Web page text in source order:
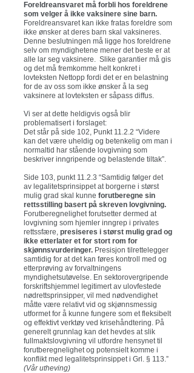
Foreldreansvaret må forbli hos foreldrene
som velger å ikke vaksinere sine barn.
Foreldreansvaret kan ikke fratas foreldre som
ikke ønsker at deres barn skal vaksineres.
Denne beslutningen må ligge hos foreldrene
selv om myndighetene mener det beste er at
alle lar seg vaksinere. Slike garantier må gis
og det må fremkomme helt konkret i
lovteksten Nettopp fordi det er en belastning
for de av oss som ikke ønsker å la seg
vaksinere at lovteksten er såpass diffus.
Vi ser at dette heldigvis også blir
problematisert i forslaget:
Det står på side 102, Punkt 11.2.2 “Videre
kan det være uheldig og betenkelig om man i
normaltid har stående lovgivning som
beskriver inngripende og belastende tiltak”.
Side 103, punkt 11.2.3 “Samtidig følger det
av legalitetsprinsippet at borgerne i størst
mulig grad skal kunne forutberegne sin
rettsstilling basert på skreven lovgivning.
Forutberegnelighet forutsetter dermed at
lovgivning som hjemler inngrep i privates
rettssfære, presiseres i størst mulig grad og
ikke etterlater et for stort rom for
skjønnsvurderinger. Presisjon tilrettelegger
samtidig for at det kan føres kontroll med og
etterprøving av forvaltningens
myndighetsutøvelse. En sektorovergripende
forskriftshjemmel legitimert av ulovfestede
nødrettsprinsipper, vil med nødvendighet
måtte være relativt vid og skjønnsmessig
utformet for å kunne fungere som et fleksibelt
og effektivt verktøy ved krisehåndtering. På
generelt grunnlag kan det hevdes at slik
fullmaktslovgivning vil utfordre hensynet til
forutberegnelighet og potensielt komme i
konflikt med legalitetsprinsippet i Grl. § 113.”
(Vår utheving)